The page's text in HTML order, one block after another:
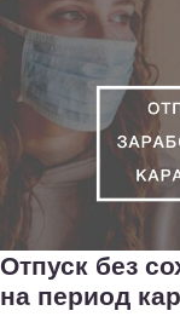
Отпуск без
на период